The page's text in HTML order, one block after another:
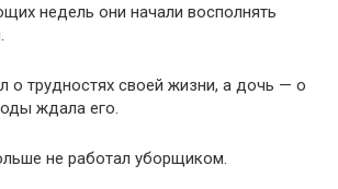
недель они начали восполнять
о трудностях своей жизни, а дочь — о
ждала его.
не работал уборщиком.